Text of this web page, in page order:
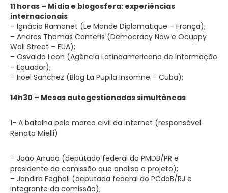
11 horas – Mídia e blogosfera: experiências
internacionais
– Ignácio Ramonet (Le Monde Diplomatique – França);
– Andres Thomas Conteris (Democracy Now e Ocuppy
Wall Street – EUA);
– Osvaldo Leon (Agência Latinoamericana de Informação
– Equador);
– Iroel Sanchez (Blog La Pupila Insomne – Cuba);
14h30 – Mesas autogestionadas simultâneas
1- A batalha pelo marco civil da internet (responsável:
Renata Mielli)
– João Arruda (deputado federal do PMDB/PR e
presidente da comissão que analisa o projeto);
– Jandira Feghali (deputada federal do PCdoB/RJ e
integrante da comissão);